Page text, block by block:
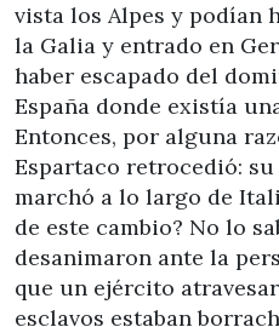
vista los Alpes y podían
la Galia y entrado en
haber escapado del
España donde existía
Entonces, por alguna
Espartaco retrocedió:
marchó a lo largo de
de este cambio? No lo
desanimaron ante la
que un ejército
esclavos estaban